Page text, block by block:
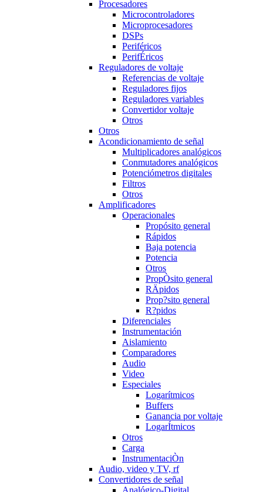
Procesadores
Microcontroladores
Microprocesadores
DSPs
Periféricos
PerifÉricos
Reguladores de voltaje
Referencias de voltaje
Reguladores fijos
Reguladores variables
Convertidor voltaje
Otros
Otros
Acondicionamiento de señal
Multiplicadores analógicos
Conmutadores analógicos
Potenciómetros digitales
Filtros
Otros
Amplificadores
Operacionales
Propósito general
Rápidos
Baja potencia
Potencia
Otros
PropÒsito general
RÄpidos
Prop?sito general
R?pidos
Diferenciales
Instrumentación
Aislamiento
Comparadores
Audio
Video
Especiales
Logarítmicos
Buffers
Ganancia por voltaje
LogarÍtmicos
Otros
Carga
InstrumentaciÒn
Audio, video y TV, rf
Convertidores de señal
Analógico-Digital